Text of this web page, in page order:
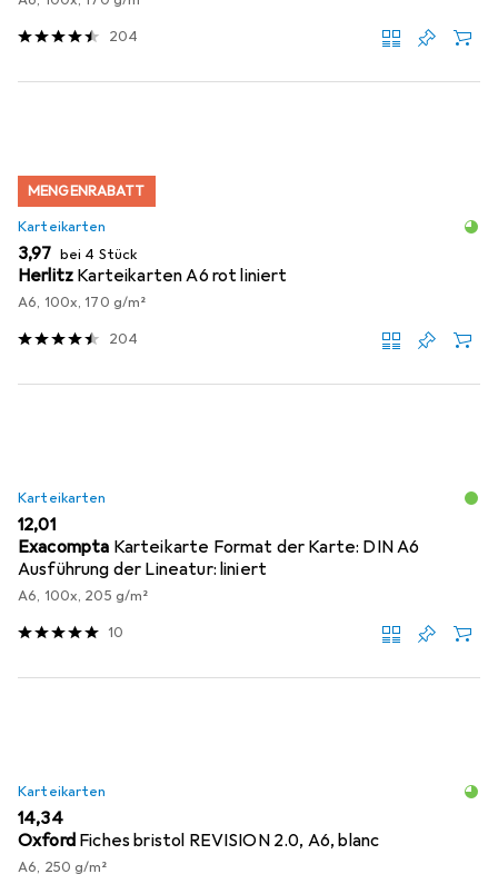
204
MENGENRABATT
Karteikarten
EUR
3,97 bei 4 Stück
Herlitz Karteikarten A6 rot liniert
A6, 100x, 170 g/m²
204
Karteikarten
EUR
12,01
Exacompta Karteikarte Format der Karte: DIN A6
Ausführung der Lineatur: liniert
A6, 100x, 205 g/m²
10
Karteikarten
EUR
14,34
Oxford Fiches bristol REVISION 2.0, A6, blanc
A6, 250 g/m²